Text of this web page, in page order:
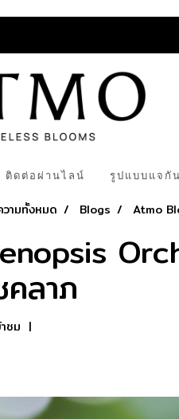
ติดต่อผ่านไลน์ รูปแบบแจกั
วามทั้งหมด Blogs Atmo
คลาภ
ชม |